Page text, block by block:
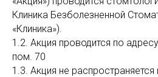
Клиника Безболезненной
«Клиника»).
1.2. Акция проводится по
пом. 70
1.3. Акция не распространяется